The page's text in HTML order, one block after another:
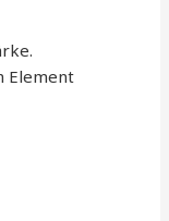
Element